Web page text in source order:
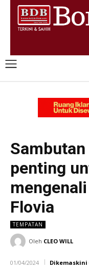
penting
Flovia
TEMPATAN
Oleh CLEO WILL
01/04/2024 Dikemaskini